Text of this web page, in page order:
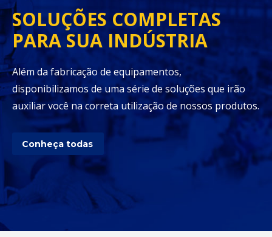
SOLUÇÕES COMPLETAS
PARA SUA INDÚSTRIA
Além da fabricação de equipamentos,
disponibilizamos de uma série de soluções que irão
auxiliar você na correta utilização de nossos produtos.
Conheça todas